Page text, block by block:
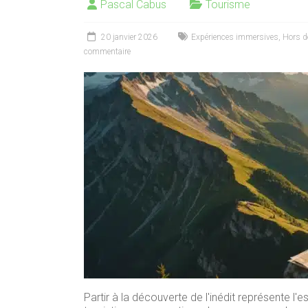
Pascal Cabus Tourisme
20 janvier 2026 Expériences immersives, Hors
commentaire
Partir à la découverte de l'inédit représente